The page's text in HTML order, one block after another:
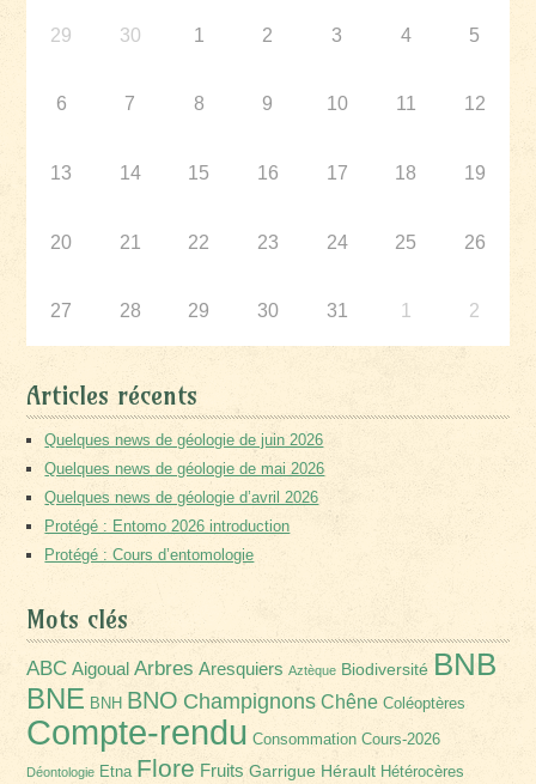
29 30 1 2 3 4 5
6 7 8 9 10 11 12
13 14 15 16 17 18 19
20 21 22 23 24 25 26
27 28 29 30 31 1 2
Articles récents
Quelques news de géologie de juin 2026
Quelques news de géologie de mai 2026
Quelques news de géologie d’avril 2026
Protégé : Entomo 2026 introduction
Protégé : Cours d’entomologie
Mots clés
ABC Aigoual Arbres Aresquiers Aztèque Biodiversité BNB
BNE BNH BNO Champignons Chêne Coléoptères
Compte-rendu Consommation Cours-2026
Déontologie Etna Flore Fruits Garrigue Hérault Hétérocères